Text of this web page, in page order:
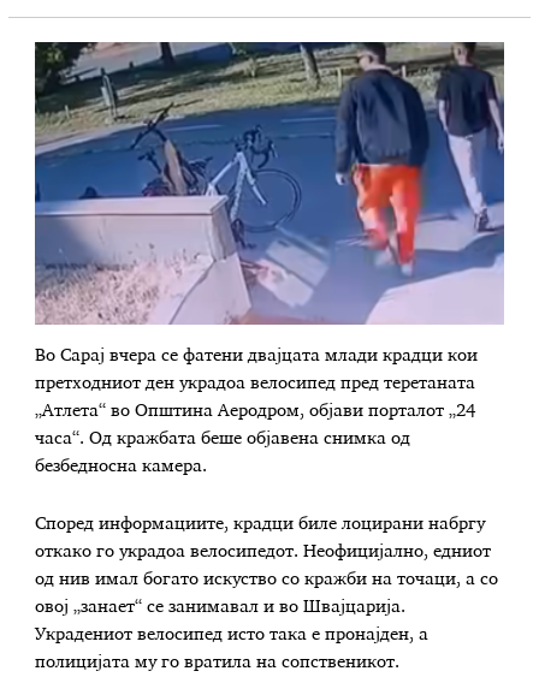
Во Сарај вчера се фатени двајцата млади крадци кои
претходниот ден украдоа велосипед пред теретаната
„Атлета“ во Општина Аеродром, објави порталот „24
часа“. Од кражбата беше објавена снимка од
безбедносна камера.
Според информациите, крадци биле лоцирани набргу
откако го украдоа велосипедот. Неофицијално, едниот
од нив имал богато искуство со кражби на точаци, а со
овој „занает“ се занимавал и во Швајцарија.
Украдениот велосипед исто така е пронајден, а
полицијата му го вратила на сопственикот.